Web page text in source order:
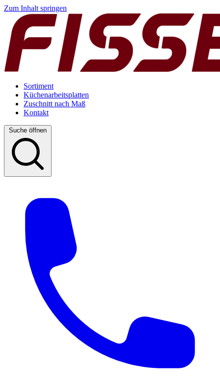
Zum Inhalt springen
Sortiment
Küchenarbeitsplatten
Zuschnitt nach Maß
Kontakt
Suche öffnen